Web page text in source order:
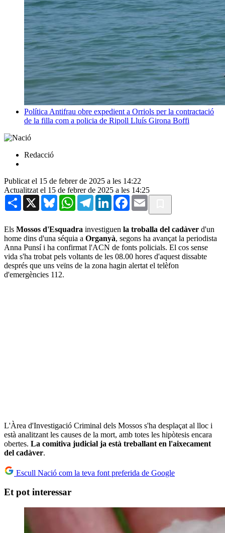
Política Antifrau obre expedient a Orriols per la contractació
de la filla com a policia de Ripoll Lluís Girona Boffi
Redacció
Publicat el 15 de febrer de 2025 a les 14:22
Actualitzat el 15 de febrer de 2025 a les 14:25
Share X BlueskyWhatsAppTelegramLinkedInFacebook
Email
Els Mossos d'Esquadra investiguen la troballa del cadàver d'un
home dins d'una séquia a Organyà, segons ha avançat la periodista
Anna Punsí i ha confirmat l'ACN de fonts policials. El cos sense
vida s'ha trobat pels voltants de les 08.00 hores d'aquest dissabte
després que uns veïns de la zona hagin alertat el telèfon
d'emergències 112.
L'Àrea d'Investigació Criminal dels Mossos s'ha desplaçat al lloc i
està analitzant les causes de la mort, amb totes les hipòtesis encara
obertes. La comitiva judicial ja està treballant en l'aixecament
del cadàver.
Escull Nació com la teva font preferida de Google
Et pot interessar